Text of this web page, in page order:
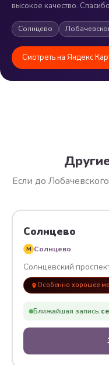
высокое качество.
Солнцево
Смотреть на Яндекс
Если до
Солнцево
M Солнцево
Солнцевский
Особенно хорошее
Ближайшая запись: